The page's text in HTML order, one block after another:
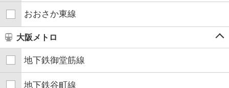
おおさか東線
大阪メトロ
地下鉄御堂筋線
地下鉄谷町線